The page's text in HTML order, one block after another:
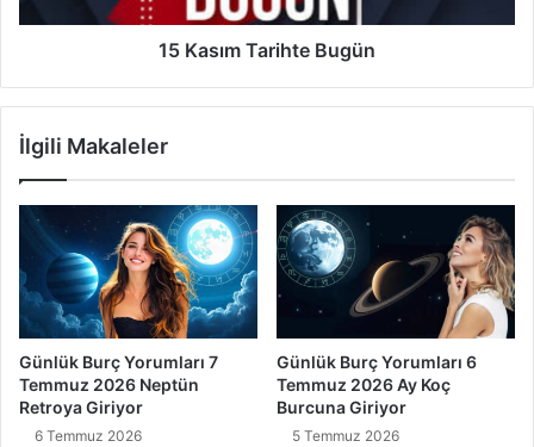
15 Kasım Tarihte Bugün
İlgili Makaleler
Günlük Burç Yorumları 7
Temmuz 2026 Neptün
Retroya Giriyor
6 Temmuz 2026
Günlük Burç Yorumları 6
Temmuz 2026 Ay Koç
Burcuna Giriyor
5 Temmuz 2026